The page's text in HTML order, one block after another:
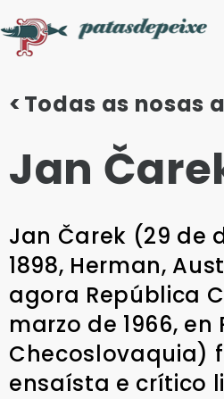
to
content
Todas as nosas
Jan
Jan Čarek (29 de
1898, Herman,
agora República
marzo de 1966, en
Checoslovaquia)
ensaísta e crítico